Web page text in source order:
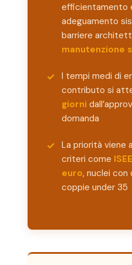
efficientamento
adeguamento
barriere
manutenzione
I tempi medi di
contributo si
giorni
domanda
La priorità viene
criteri come
euro, nuclei con
coppie under 35